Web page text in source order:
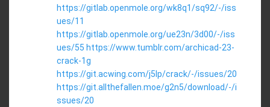
https://gitlab.openmole.org/wk8q1/sq92/-/iss
ues/11
https://gitlab.openmole.org/ue23n/3d00/-/iss
ues/55 https://www.tumblr.com/archicad-23-
crack-1g
https://git.acwing.com/j5lp/crack/-/issues/20
https://git.allthefallen.moe/g2n5/download/-/i
ssues/20